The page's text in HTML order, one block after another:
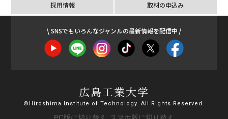
採用情報 取材の申込み
SNSでもいろんなジャンルの最新情報を配信中
広島工業大学
©Hiroshima Institute of Technology. All Rights Reserved.